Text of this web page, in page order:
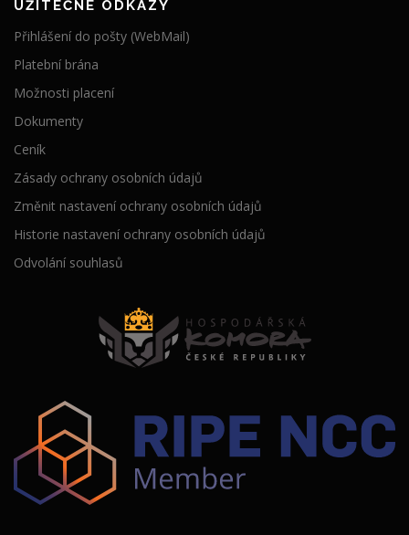
UŽITEČNÉ ODKAZY
Přihlášení do pošty (WebMail)
Platební brána
Možnosti placení
Dokumenty
Ceník
Zásady ochrany osobních údajů
Změnit nastavení ochrany osobních údajů
Historie nastavení ochrany osobních údajů
Odvolání souhlasů